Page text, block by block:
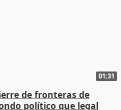
01:31
de fronteras de
político que legal